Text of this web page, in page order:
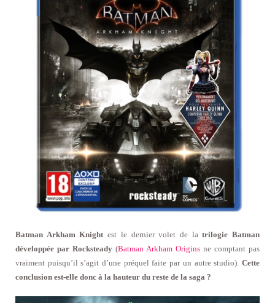
Batman Arkham Knight est le dernier volet de latrilogie Batman
développée par Rocksteady (Batman Arkham Origins ne comptant pas
vraiment puisqu’il s’agit d’une préquel faite par un autre studio). Cette
conclusion est-elle donc à la hauteur du reste de la saga ?